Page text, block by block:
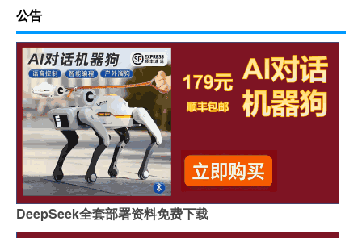
公告
DeepSeek全套部署资料免费下载